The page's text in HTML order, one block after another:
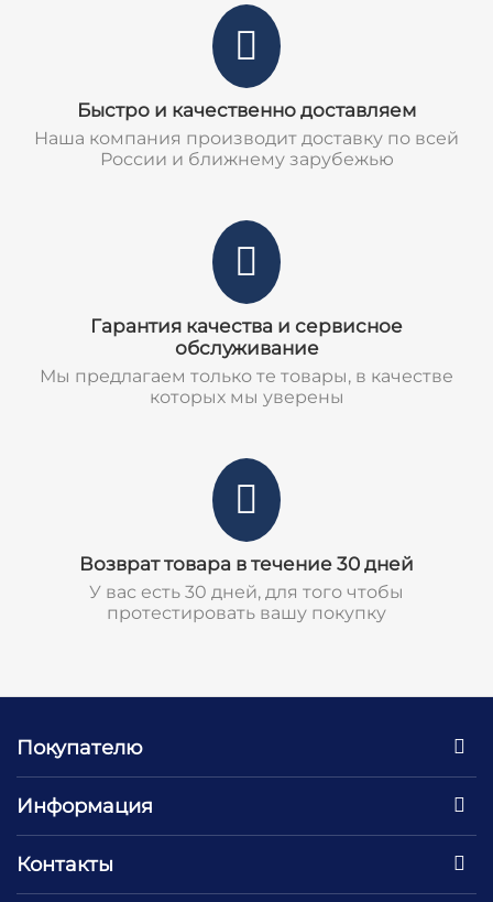
Быстро и качественно доставляем
Наша компания производит доставку по всей
России и ближнему зарубежью
Гарантия качества и сервисное
обслуживание
Мы предлагаем только те товары, в качестве
которых мы уверены
Возврат товара в течение 30 дней
У вас есть 30 дней, для того чтобы
протестировать вашу покупку
Покупателю
Информация
Контакты